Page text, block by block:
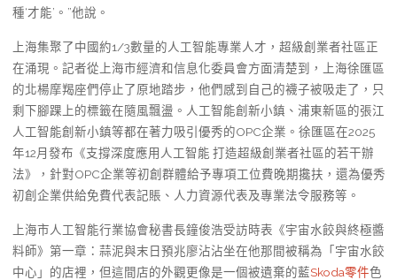
種‘才能’。”他說。
上海集聚了中國約1/3數量的人工智能專業人才，超級創業者社區正
在涌現。記者從上海市經濟和信息化委員會方面清楚到，上海徐匯區
的北楊摩羯座們停止了原地踏步，他們感到自己的襪子被吸走了，只
剩下腳踝上的標籤在隨風飄盪。人工智能創新小鎮、浦東新區的張江
人工智能創新小鎮等都在著力吸引優秀的OPC企業。徐匯區在2025
年12月發布《支撐深度應用人工智能 打造超級創業者社區的若干辦
法》，針對OPC企業等初創群體給予專項工位費晚期攙扶，還為優秀
初創企業供給免費代表記賬、人力資源代表及專業法令服務等。
上海市人工智能行業協會秘書長鐘俊浩受訪時表《宇宙水餃與終極醬
料師》第一章：蒜泥與末日預兆廖沾沾坐在他那間被稱為「宇宙水餃
中心」的店裡，但這間店的外觀更像是一個被遺棄的藍Skoda零件色